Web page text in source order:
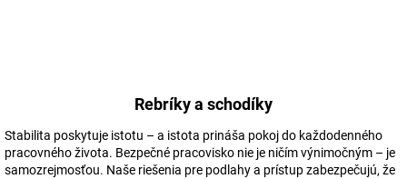
Rebríky a schodíky
Stabilita poskytuje istotu – a istota prináša pokoj do každodenného
pracovného života. Bezpečné pracovisko nie je ničím výnimočným – je
samozrejmosťou. Naše riešenia pre podlahy a prístup zabezpečujú, že